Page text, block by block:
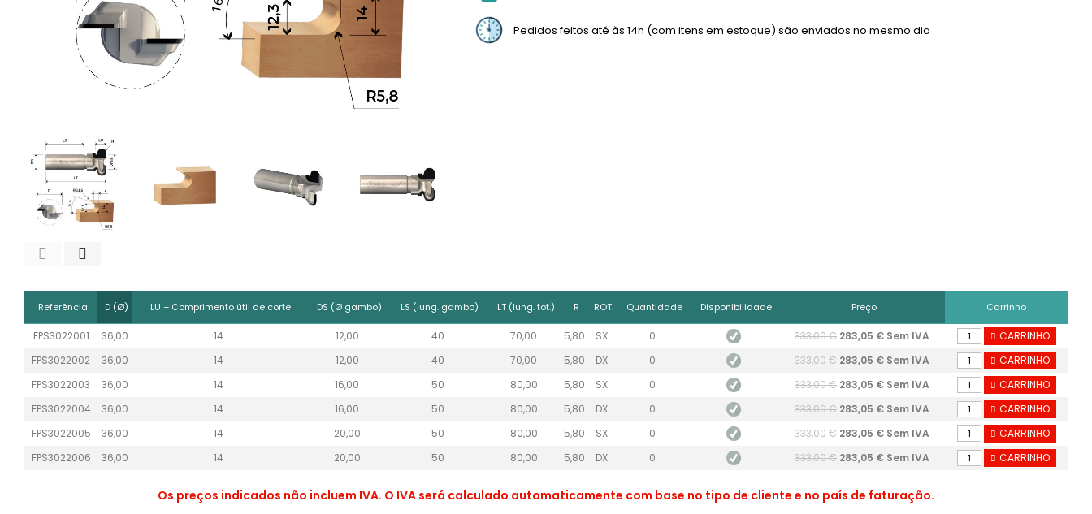
Pedidos feitos até às 14h (com itens em estoque) são enviados no mesmo dia
Referência D (Ø) LU – Comprimento útil de corte DS (Ø gambo) LS (lung. gambo) LT (lung. tot.) R ROT. Quantidade Disponibilidade Preço Carrinho
FPS3022001 36,00 14 12,00 40 70,00 5,80 SX 0 333,00 € 283,05 € Sem IVA
CARRINHO
FPS3022002
36,00 14 12,00 40 70,00 5,80 DX 0 333,00 € 283,05 € Sem IVA
CARRINHO
FPS3022003
36,00 14 16,00 50 80,00 5,80 SX 0 333,00 € 283,05 € Sem IVA
CARRINHO
FPS3022004
36,00 14 16,00 50 80,00 5,80 DX 0 333,00 € 283,05 € Sem IVA
CARRINHO
FPS3022005
36,00 14 20,00 50 80,00 5,80 SX 0 333,00 € 283,05 € Sem IVA
CARRINHO
FPS3022006
36,00 14 20,00 50 80,00 5,80 DX 0 333,00 € 283,05 € Sem IVA CARRINHO
Os preços indicados não incluem IVA. O IVA será calculado automaticamente com base no tipo de cliente e no país de faturação.